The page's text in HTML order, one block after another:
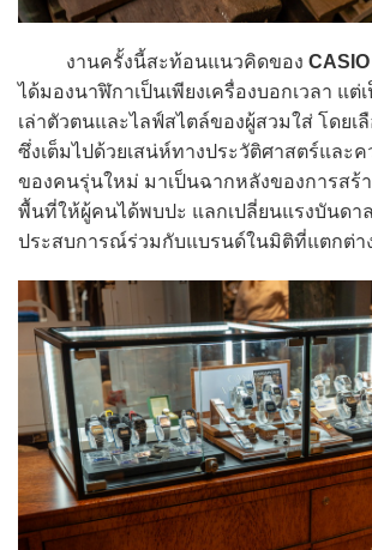
งานครั้งนี้สะท้อนแนวคิดของ
ได้มองนาฬิกาเป็นเพียงเครื่องบอกเวลา แต่
เล่าตัวตนและไลฟ์สไตล์ของผู้สวมใส่ โดยเ
ซึ่งเต็มไปด้วยเสน่ห์ทางประวัติศาสตร์และ
ของคนรุ่นใหม่ มาเป็นฉากหลังของการสร้
พื้นที่ให้ผู้คนได้พบปะ แลกเปลี่ยนแรงบันดา
ประสบการณ์ร่วมกับแบรนด์ในมิติที่แตกต่า